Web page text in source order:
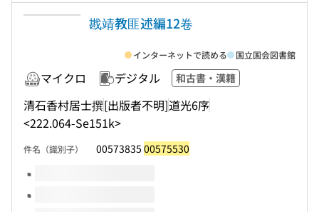
戡靖教匪述編12卷
マイクロ デジタル 和古書・漢籍
清石香村居士撰[出版者不明]道光6序
<222.064-Se151k>
インターネットで読める 国立国会図書館
件名（識別子） 00573835 00575530
このタイトルの巻号